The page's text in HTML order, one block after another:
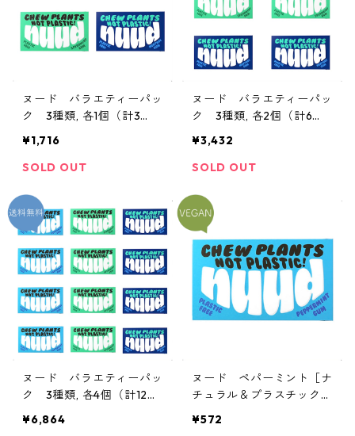
ヌード バラエティーパッ
ク 3種類, 各1個（計3
チックフリー ミントガ
ム］
¥1,716
SOLD OUT
ヌード バラエティーパッ
ク 3種類, 各2個（計6
チックフリー ミントガ
ム］
¥3,432
SOLD OUT
ヌード バラエティーパッ
ク 3種類, 各4個（計12
チックフリー ミントガ
¥6,864
ヌード ペパーミント［ナ
チュラル＆プラスチックフ
¥572